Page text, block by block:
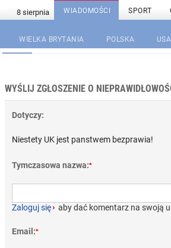
WIADOMOŚCI SPORT
WIELKA BRYTANIA POLSKA USA
WYŚLIJ ZGŁOSZENIE O
Dotyczy:
Niestety UK jest panstwem bezprawia!
Tymczasowa nazwa:*
Zaloguj się› aby dać komentarz na swoją
Email:*